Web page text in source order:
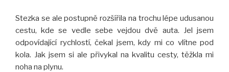
Stezka se ale postupně rozšířila na trochu lépe udusanou
cestu, kde se vedle sebe vejdou dvě auta. Jel jsem
odpovídající rychlostí, čekal jsem, kdy mi co vlítne pod
kola. Jak jsem si ale přivykal na kvalitu cesty, těžkla mi
noha na plynu.